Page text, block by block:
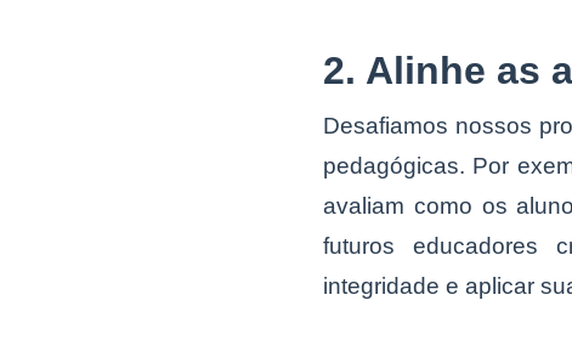
2. Alinhe as
Desafiamos nossos
pedagógicas. Por
avaliam como os
futuros educadores
integridade e aplicar